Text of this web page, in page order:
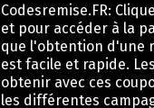
Codesremise.FR:
et pour accéder à la
que l'obtention d'une
est facile et rapide.
obtenir avec ces
les différentes